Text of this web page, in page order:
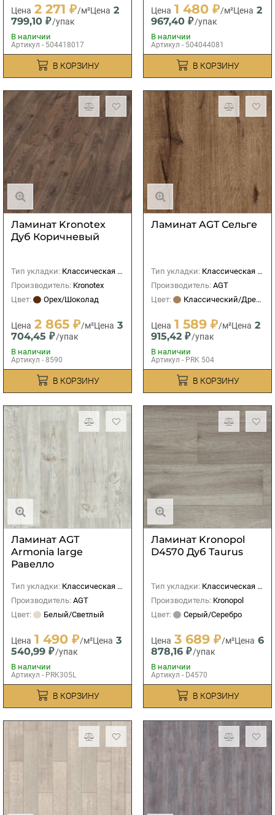
Цена 2 271 ₽/м²Цена 2
799,10 ₽/упак
В наличии
Артикул - 504418017
В КОРЗИНУ
Цена 1 480 ₽/м²Цена 2
967,40 ₽/упак
В наличии
Артикул - 504044081
В КОРЗИНУ
Ламинат Kronotex
Дуб Коричневый
Тип укладки: Классическая (прямая)
Производитель: Kronotex
Цвет:
Орех/Шоколад
Цена 2 865 ₽/м²Цена 3
704,45 ₽/упак
В наличии
Артикул - 8590
В КОРЗИНУ
Ламинат AGT Сельге
Тип укладки: Классическая (прямая)
Производитель: AGT
Цвет:
Классический/Древесный
Цена 1 589 ₽/м²Цена 2
915,42 ₽/упак
В наличии
Артикул - PRK 504
В КОРЗИНУ
Ламинат AGT
Armonia large
Равелло
Тип укладки: Классическая (прямая)
Производитель: AGT
Цвет:
Белый/Светлый
Цена 1 490 ₽/м²Цена 3
540,99 ₽/упак
В наличии
Артикул - PRK305L
В КОРЗИНУ
Ламинат Kronopol
D4570 Дуб Taurus
Тип укладки: Классическая (прямая)
Производитель: Kronopol
Цвет:
Серый/Серебро
Цена 3 689 ₽/м²Цена 6
878,16 ₽/упак
В наличии
Артикул - D4570
В КОРЗИНУ